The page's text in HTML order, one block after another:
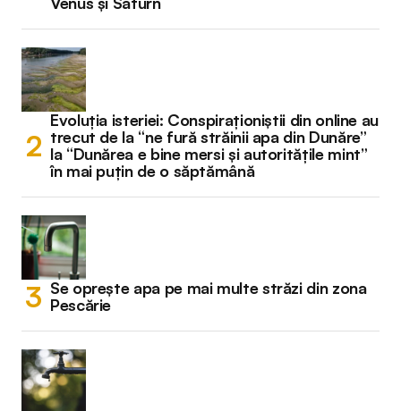
Evoluția isteriei: Conspiraționiștii din online au
trecut de la “ne fură străinii apa din Dunăre”
la “Dunărea e bine mersi și autoritățile mint”
în mai puțin de o săptămână
Se oprește apa pe mai multe străzi din zona
Pescărie